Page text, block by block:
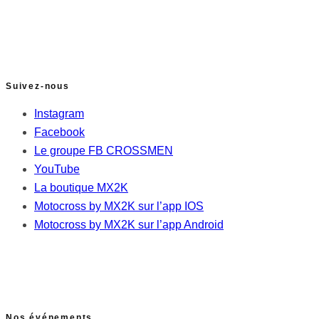
Suivez-nous
Instagram
Facebook
Le groupe FB CROSSMEN
YouTube
La boutique MX2K
Motocross by MX2K sur l’app IOS
Motocross by MX2K sur l’app Android